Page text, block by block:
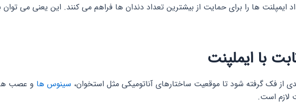
ها را برای حمایت از بیشترین تعداد دندان ها فراهم می کنند. این یعنی می
با ایملپنت
فک گرفته شود تا موقعیت ساختارهای آناتومیکی مثل استخوان، سینوس ها و عصب
لازم است.